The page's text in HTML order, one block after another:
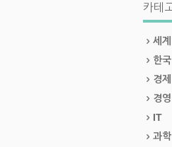
카테
세계
한국
경제
경영
IT
과학